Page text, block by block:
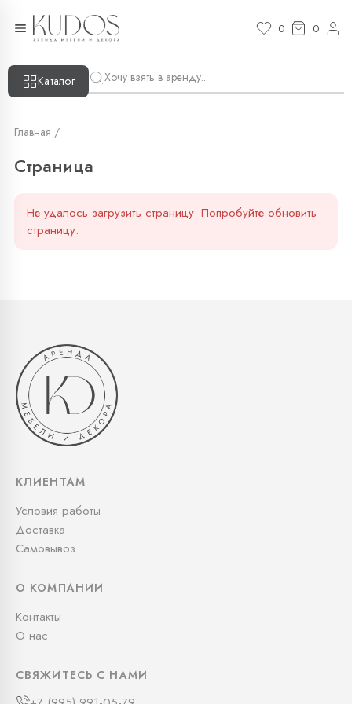
0 0
Каталог
Главная /
Страница
Не удалось загрузить страницу. Попробуйте обновить
страницу.
КЛИЕНТАМ
Условия работы
Доставка
Самовывоз
О КОМПАНИИ
Контакты
О нас
СВЯЖИТЕСЬ С НАМИ